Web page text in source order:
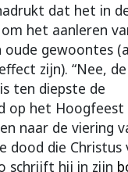
dat het in
het aanleren
gewoontes
zijn). “Nee, de
ten diepste de
op het Hoogfeest
naar de viering
dood die Christus
schrijft hij in zijn